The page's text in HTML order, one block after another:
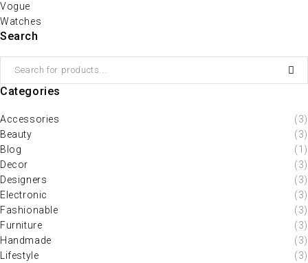
Vogue
Watches
Search
Categories
Accessories
(3)
Beauty
(3)
Blog
(1)
Decor
(3)
Designers
(3)
Electronic
(3)
Fashionable
(3)
Furniture
(3)
Handmade
(3)
Lifestyle
(3)